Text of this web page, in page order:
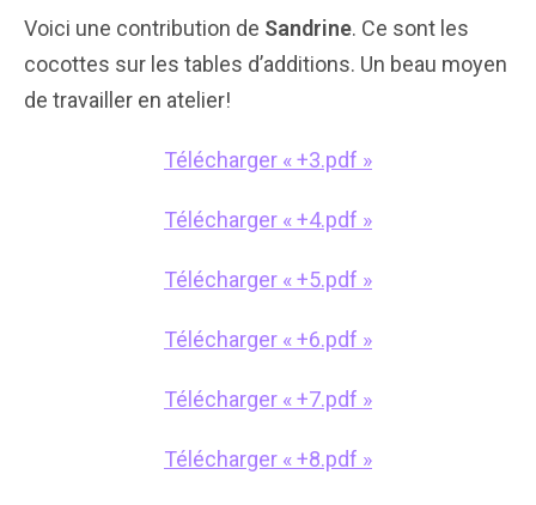
Voici une contribution de Sandrine. Ce sont les
cocottes sur les tables d’additions. Un beau moyen
de travailler en atelier!
Télécharger « +3.pdf »
Télécharger « +4.pdf »
Télécharger « +5.pdf »
Télécharger « +6.pdf »
Télécharger « +7.pdf »
Télécharger « +8.pdf »